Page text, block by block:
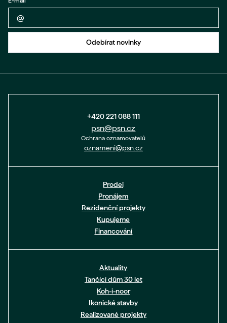
Zpět na formulář
Odebírat novinky
+420 221 088 111
psn@psn.cz
Ochrana oznamovatelů
oznameni@psn.cz
Prodej
Pronájem
Rezidenční projekty
Kupujeme
Financování
Aktuality
Tančící dům 30 let
Koh-i-noor
Ikonické stavby
Realizované projekty